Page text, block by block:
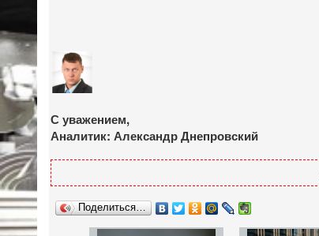
С уважением,
Аналитик: Александр Днепровский
Поделиться…